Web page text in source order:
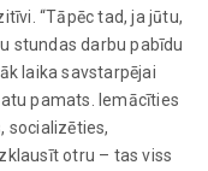
“Tāpēc tad, ja jūtu,
stundas darbu pabīdu
laika savstarpējai
pamats. Iemācīties
socializēties,
otru – tas viss